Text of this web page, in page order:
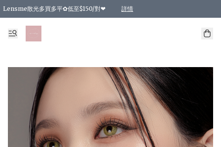
Lensme散光多買多平✿低至$150/對❤ 詳情
台灣Karacon⁩✧日拋 特價清貨❁⃘
日本韓國多款日/月拋現貨☼ 特價❤︎數量有限 售完即止
🇰🇷韓國多款月拋現貨 特價兩對$99✿數量有限 售完即止♫
精選商品，任選買2件或以上9 折；買4件或以上85 折；買6件或以上8 折
精選商品，任選買2件HKD 140.00；買4件HKD 260.00
精選商品，任選買2件HKD 190.00；買4件HKD 360.00
精選商品，任選買2件HKD 110.00；買4件HKD 180.00
精選商品，任選買2件HKD 170.00；買4件HKD 320.00
精選商品，任選買2件或以上減HKD 148.00
精選商品，任選買2件或以上減HKD 148.00
精選商品，任選買2件或以上95 折；買4件或以上9 折；買6件或以上85 折；買8件
精選商品，任選買12件或以上87 折
精選商品，任選買2件或以上減HKD 16.00；買4件或以上減HKD 32.00；買6
精選商品，任選買2件或以上95 折；買4件或以上9 折；買8件或以上85 折；買12
購物滿 HKD 800.00即享免運費優惠！（適用於 特定的送貨方式 )